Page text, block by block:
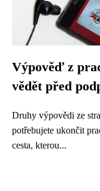
Výpověď z
vědět před
Druhy výpovědi ze
potřebujete ukončit
cesta, kterou...